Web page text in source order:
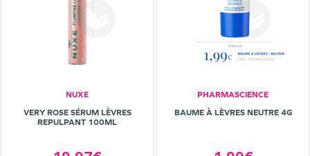
NUXE
VERY ROSE SÉRUM LÈVRES
REPULPANT 100ML
PHARMASCIENCE
BAUME À LÈVRES NEUTRE 4G